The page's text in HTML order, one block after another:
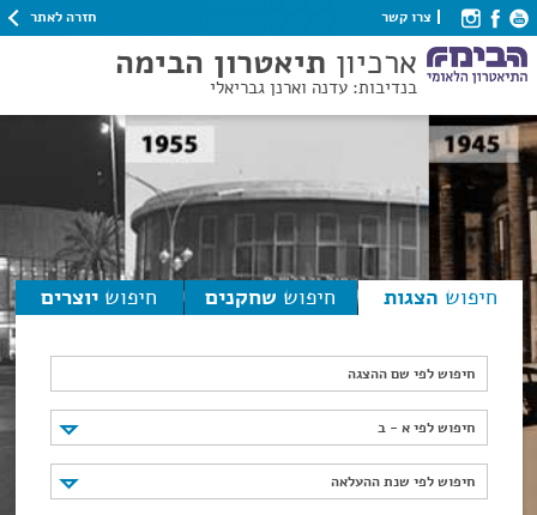
צרו קשר חזרה לאתר
ארכיון תיאטרון הבימה
בנדיבות: עדנה וארנן גבריאלי
חיפוש הצגות חיפוש שחקנים חיפוש יוצרים
חיפוש לפי שם ההצגה
חיפוש לפי א - ב
חיפוש לפי א - ב
חיפוש לפי שנת ההעלאה
חיפוש לפי שנת ההעלאה